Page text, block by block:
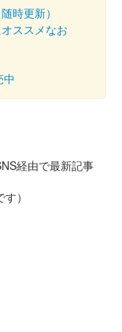
印サミット
スにて販売された
時更新）
ススメなお
中
経由で最新記事
）